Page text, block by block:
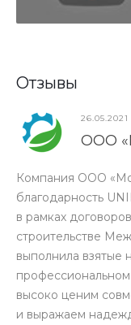
Отзывы
26.05.2021
ООО
Компания ООО
благодарность
в рамках
строительстве
выполнила взятые
высоко ценим
и выражаем